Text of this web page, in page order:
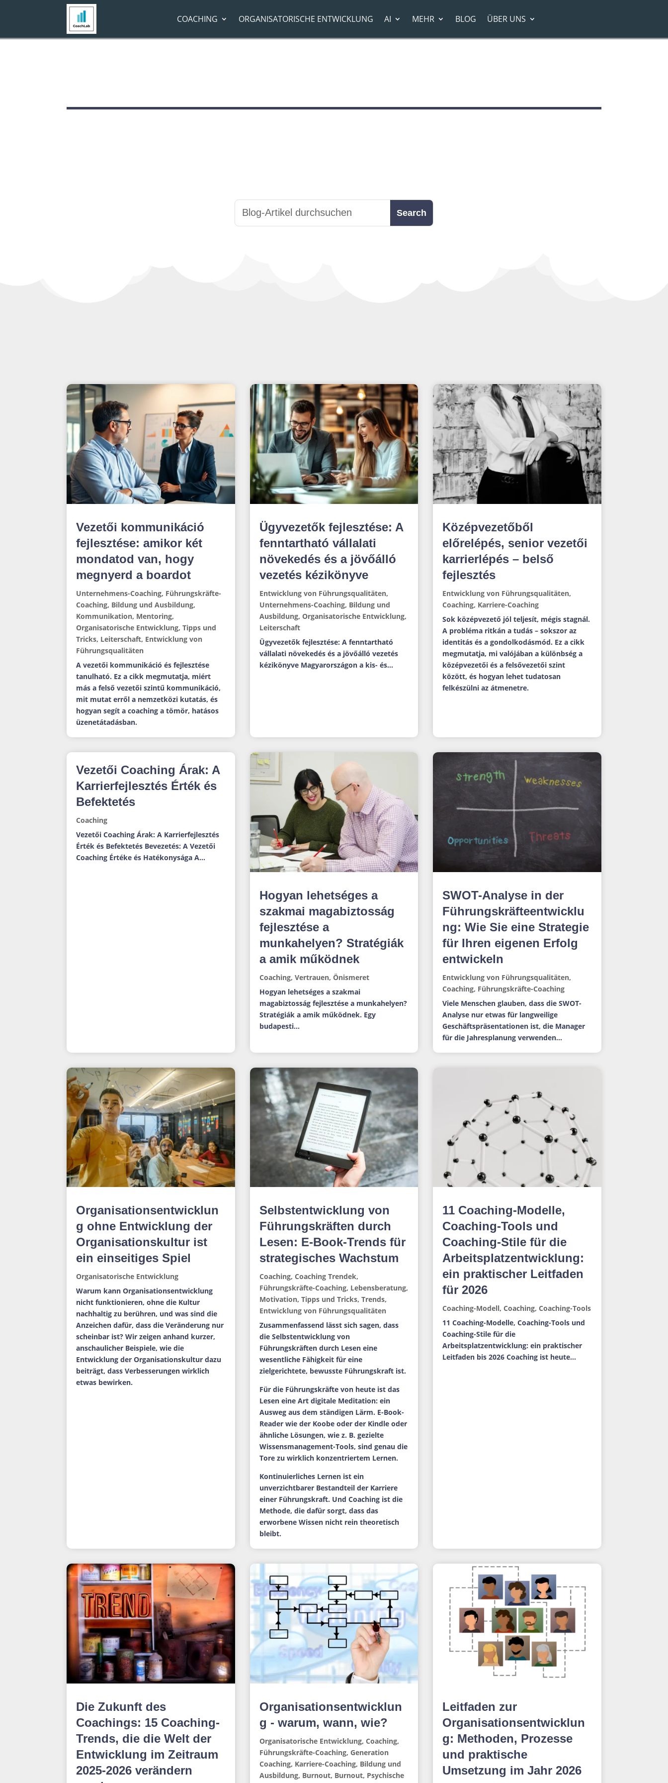
COACHING ORGANISATORISCHE ENTWICKLUNG AI MEHR BLOG ÜBER UNS
Vezetői kommunikáció
fejlesztése: amikor két
mondatod van, hogy
megnyerd a boardot
Unternehmens-Coaching, Führungskräfte-
Coaching, Bildung und Ausbildung,
Kommunikation, Mentoring,
Organisatorische Entwicklung,Tipps und
Tricks, Leiterschaft, Entwicklung von
Führungsqualitäten
A vezetői kommunikáció és fejlesztése
tanulható. Ez a cikk megmutatja, miért
más a felső vezetői szintű kommunikáció,
mit mutat erről a nemzetközi kutatás, és
hogyan segít a coaching a tömör, hatásos
üzenetátadásban.
Ügyvezetők fejlesztése: A
fenntartható vállalati
növekedés és a jövőálló
vezetés kézikönyve
Entwicklung von Führungsqualitäten,
Unternehmens-Coaching, Bildung und
Ausbildung, Organisatorische Entwicklung,
Leiterschaft
Ügyvezetők fejlesztése: A fenntartható
vállalati növekedés és a jövőálló vezetés
kézikönyve Magyarországon a kis- és...
Középvezetőből
előrelépés, senior vezetői
karrierlépés – belső
fejlesztés
Entwicklung von Führungsqualitäten,
Coaching, Karriere-Coaching
Sok középvezető jól teljesít, mégis stagnál.
A probléma ritkán a tudás – sokszor az
identitás és a gondolkodásmód. Ez a cikk
megmutatja, mi valójában a különbség a
középvezetői és a felsővezetői szint
között, és hogyan lehet tudatosan
felkészülni az átmenetre.
Vezetői Coaching Árak: A
Karrierfejlesztés Érték és
Befektetés
Coaching
Vezetői Coaching Árak: A Karrierfejlesztés
Érték és Befektetés Bevezetés: A Vezetői
Coaching Értéke és Hatékonysága A...
Hogyan lehetséges a
szakmai magabiztosság
fejlesztése a
munkahelyen? Stratégiák
a amik működnek
Coaching, Vertrauen, Önismeret
Hogyan lehetséges a szakmai
magabiztosság fejlesztése a munkahelyen?
Stratégiák a amik működnek. Egy
budapesti...
SWOT-Analyse in der
Führungskräfteentwicklu
ng: Wie Sie eine Strategie
für Ihren eigenen Erfolg
entwickeln
Entwicklung von Führungsqualitäten,
Coaching, Führungskräfte-Coaching
Viele Menschen glauben, dass die SWOT-
Analyse nur etwas für langweilige
Geschäftspräsentationen ist, die Manager
für die Jahresplanung verwenden...
Organisationsentwicklun
g ohne Entwicklung der
Organisationskultur ist
ein einseitiges Spiel
Organisatorische Entwicklung
Warum kann Organisationsentwicklung
nicht funktionieren, ohne die Kultur
nachhaltig zu berühren, und was sind die
Anzeichen dafür, dass die Veränderung nur
scheinbar ist? Wir zeigen anhand kurzer,
anschaulicher Beispiele, wie die
Entwicklung der Organisationskultur dazu
beiträgt, dass Verbesserungen wirklich
etwas bewirken.
Selbstentwicklung von
Führungskräften durch
Lesen: E-Book-Trends für
strategisches Wachstum
Coaching, Coaching Trendek,
Führungskräfte-Coaching, Lebensberatung,
Motivation, Tipps und Tricks, Trends,
Entwicklung von Führungsqualitäten
Zusammenfassend lässt sich sagen, dass
die Selbstentwicklung von
Führungskräften durch Lesen eine
wesentliche Fähigkeit für eine
zielgerichtete, bewusste Führungskraft ist.
Für die Führungskräfte von heute ist das
Lesen eine Art digitale Meditation: ein
Ausweg aus dem ständigen Lärm. E-Book-
Reader wie der Koobe oder der Kindle oder
ähnliche Lösungen, wie z. B. gezielte
Wissensmanagement-Tools, sind genau die
Tore zu wirklich konzentriertem Lernen.
Kontinuierliches Lernen ist ein
unverzichtbarer Bestandteil der Karriere
einer Führungskraft. Und Coaching ist die
Methode, die dafür sorgt, dass das
erworbene Wissen nicht rein theoretisch
bleibt.
11 Coaching-Modelle,
Coaching-Tools und
Coaching-Stile für die
Arbeitsplatzentwicklung:
ein praktischer Leitfaden
für 2026
Coaching-Modell,Coaching,Coaching-Tools
11 Coaching-Modelle, Coaching-Tools und
Coaching-Stile für die
Arbeitsplatzentwicklung: ein praktischer
Leitfaden bis 2026 Coaching ist heute...
Die Zukunft des
Coachings: 15 Coaching-
Trends, die die Welt der
Entwicklung im Zeitraum
2025-2026 verändern
Organisationsentwicklun
g - warum, wann, wie?
Organisatorische Entwicklung, Coaching,
Führungskräfte-Coaching, Generation
Coaching, Karriere-Coaching, Bildung und
Ausbildung, Burnout, Burnout, Psychische
Leitfaden zur
Organisationsentwicklun
g: Methoden, Prozesse
und praktische
Umsetzung im Jahr 2026